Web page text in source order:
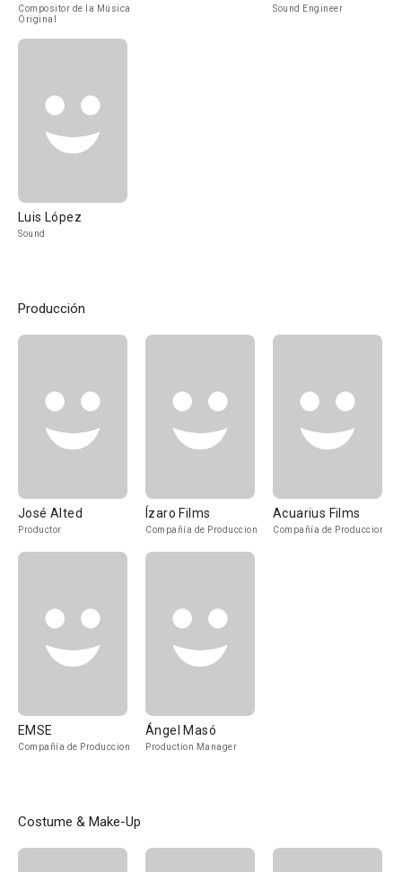
Compositor de la Música
Original
Sound Engineer
Luis López
Sound
Producción
José Alted
Productor
Ízaro Films
Compañía de Produccion
Acuarius Films
Compañía de Produccion
EMSE
Compañía de Produccion
Ángel Masó
Production Manager
Costume & Make-Up